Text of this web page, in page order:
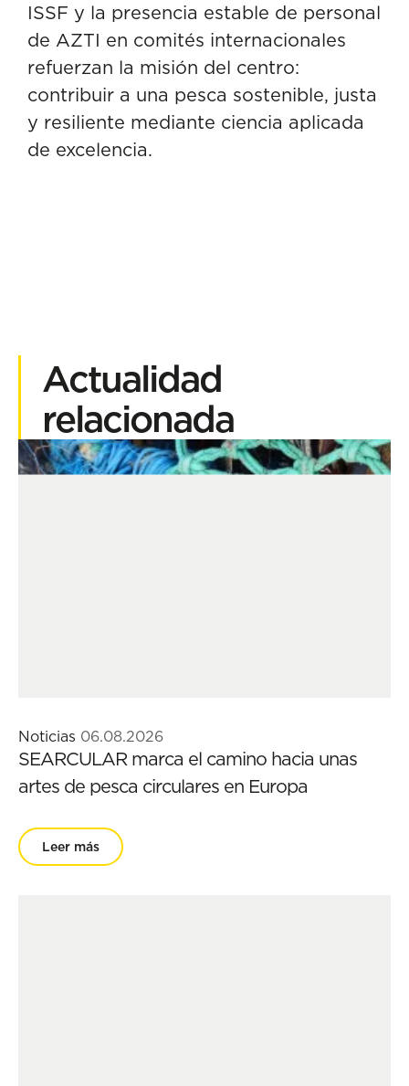
ISSF y la presencia estable de personal
de AZTI en comités internacionales
refuerzan la misión del centro:
contribuir a una pesca sostenible, justa
y resiliente mediante ciencia aplicada
de excelencia.
Actualidad
relacionada
Noticias 06.08.2026
SEARCULAR marca el camino hacia unas
artes de pesca circulares en Europa
Leer más